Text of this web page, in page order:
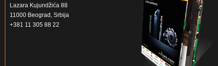
Lazara Kujundžića 88
11000 Beograd, Srbija
+381 11 305 88 22